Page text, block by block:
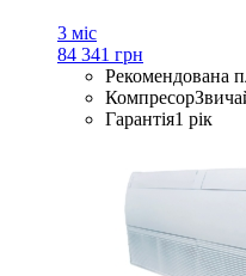
3 міс
84 341 грн
Рекомендована
Компресор
Гарантія1 рік